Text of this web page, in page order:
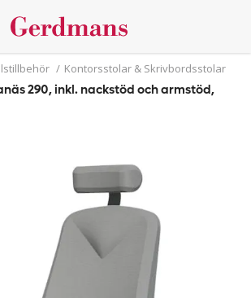
/ Kontorsstolar & Skrivbordsstolar
290, inkl. nackstöd och armstöd,